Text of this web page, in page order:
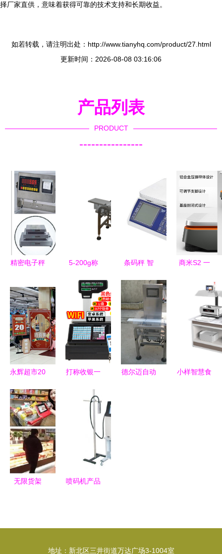
择厂家直供，意味着获得可靠的技术支持和长期收益。
如若转载，请注明出处：http://www.tianyhq.com/product/27.html
更新时间：2026-08-08 03:16:06
产品列表
PRODUCT
----------------
精密电子秤
探寻苏州与
张家港的优
质厂家与
30kg/0.1g
高精度设备
5-200g称
精准称量，
助力高效工
作与生活
条码秤 智
备在零售行
业的应用与
优势
商米S2 一
银解决方
案，助力水
果生鲜零售
高效运营
永辉超市20
潮市”快闪
登陆上海金
山万达，称
重设备零售
彰显服务创
新
打称收银一
设备零售新
纪元，赋能
智慧商业
德尔迈自动
小样智慧食
无限货架
喷码机产品
地址：新北区三井街道万达广场3-1004室